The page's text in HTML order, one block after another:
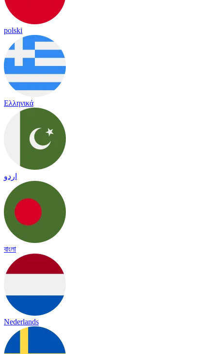
polski
Ελληνικά
اردو
বাংলা
Nederlands